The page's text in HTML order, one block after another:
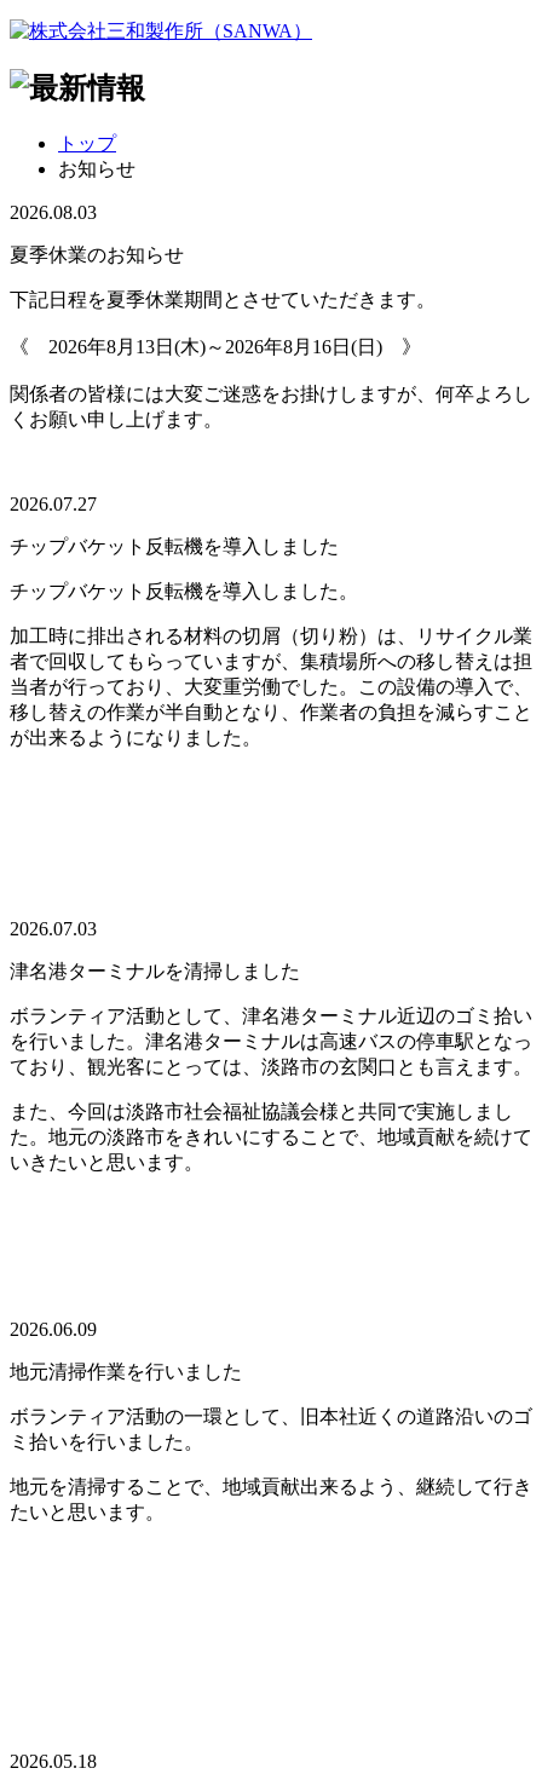
トップ
お知らせ
2026.08.03
夏季休業のお知らせ
下記日程を夏季休業期間とさせていただきます。
《 2026年8月13日(木)～2026年8月16日(日) 》
関係者の皆様には大変ご迷惑をお掛けしますが、何卒よろし
くお願い申し上げます。
2026.07.27
チップバケット反転機を導入しました
チップバケット反転機を導入しました。
加工時に排出される材料の切屑（切り粉）は、リサイクル業
者で回収してもらっていますが、集積場所への移し替えは担
当者が行っており、大変重労働でした。この設備の導入で、
移し替えの作業が半自動となり、作業者の負担を減らすこと
が出来るようになりました。
2026.07.03
津名港ターミナルを清掃しました
ボランティア活動として、津名港ターミナル近辺のゴミ拾い
を行いました。津名港ターミナルは高速バスの停車駅となっ
ており、観光客にとっては、淡路市の玄関口とも言えます。
また、今回は淡路市社会福祉協議会様と共同で実施しまし
た。地元の淡路市をきれいにすることで、地域貢献を続けて
いきたいと思います。
2026.06.09
地元清掃作業を行いました
ボランティア活動の一環として、旧本社近くの道路沿いのゴ
ミ拾いを行いました。
地元を清掃することで、地域貢献出来るよう、継続して行き
たいと思います。
2026.05.18